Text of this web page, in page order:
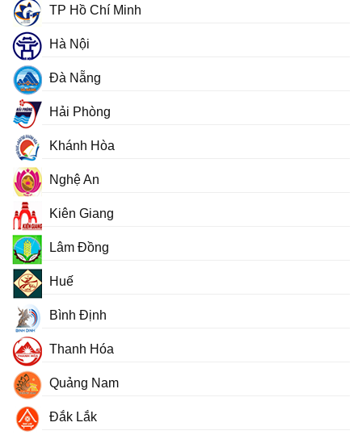
TP Hồ Chí Minh
Hà Nội
Đà Nẵng
Hải Phòng
Khánh Hòa
Nghệ An
Kiên Giang
Lâm Đồng
Huế
Bình Định
Thanh Hóa
Quảng Nam
Đắk Lắk